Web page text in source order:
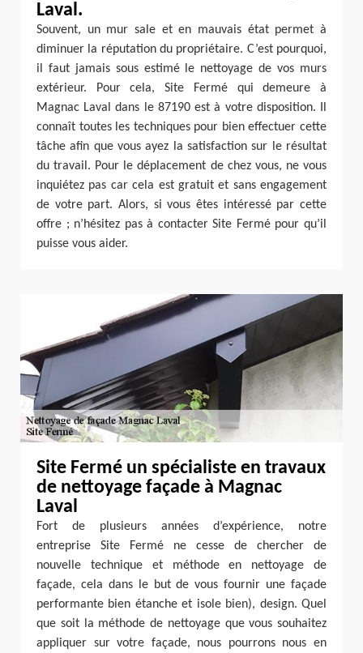
Laval.
Souvent, un mur sale et en mauvais état permet à
diminuer la réputation du propriétaire. C’est pourquoi,
il faut jamais sous estimé le nettoyage de vos murs
extérieur. Pour cela, Site Fermé qui demeure à
Magnac Laval dans le 87190 est à votre disposition. Il
connaît toutes les techniques pour bien effectuer cette
tâche afin que vous ayez la satisfaction sur le résultat
du travail. Pour le déplacement de chez vous, ne vous
inquiétez pas car cela est gratuit et sans engagement
de votre part. Alors, si vous êtes intéressé par cette
offre ; n’hésitez pas à contacter Site Fermé pour qu’il
puisse vous aider.
Site Fermé un spécialiste en travaux
de nettoyage façade à Magnac
Laval
Fort de plusieurs années d’expérience, notre
entreprise Site Fermé ne cesse de chercher de
nouvelle technique et méthode en nettoyage de
façade, cela dans le but de vous fournir une façade
performante bien étanche et isole bien), design. Quel
que soit la méthode de nettoyage que vous souhaitez
appliquer sur votre façade, nous pourrons nous en